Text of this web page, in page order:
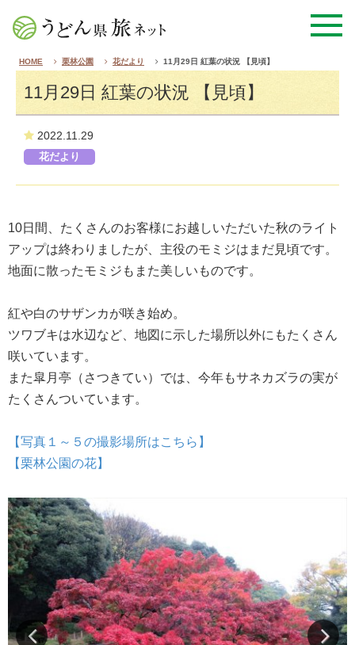
HOME 栗林公園 花だより 11月29日 紅葉の状況 【見頃】
11月29日 紅葉の状況 【見頃】
2022.11.29
花だより
10日間、たくさんのお客様にお越しいただいた秋のライト
アップは終わりましたが、主役のモミジはまだ見頃です。
地面に散ったモミジもまた美しいものです。
紅や白のサザンカが咲き始め。
ツワブキは水辺など、地図に示した場所以外にもたくさん
咲いています。
また皐月亭（さつきてい）では、今年もサネカズラの実が
たくさんついています。
【写真１～５の撮影場所はこちら】
【栗林公園の花】